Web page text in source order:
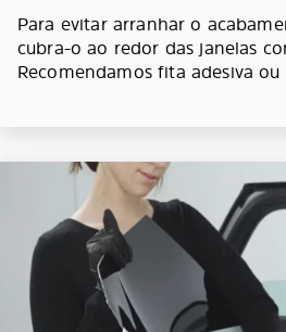
Para evitar arranhar o
cubra-o ao redor das janelas
Recomendamos fita adesiva